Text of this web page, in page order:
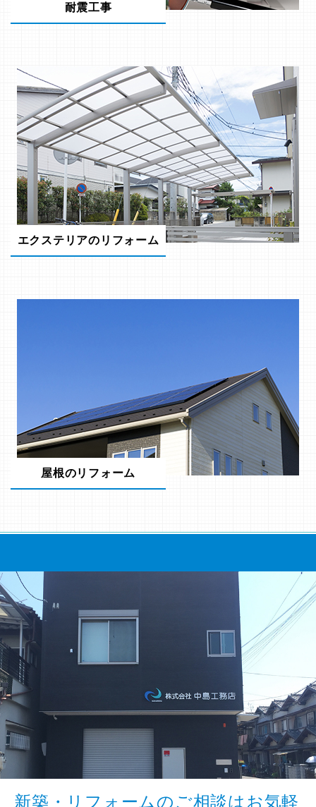
耐震工事
エクステリアのリフォーム
屋根のリフォーム
新築・リフォームのご相談はお気軽